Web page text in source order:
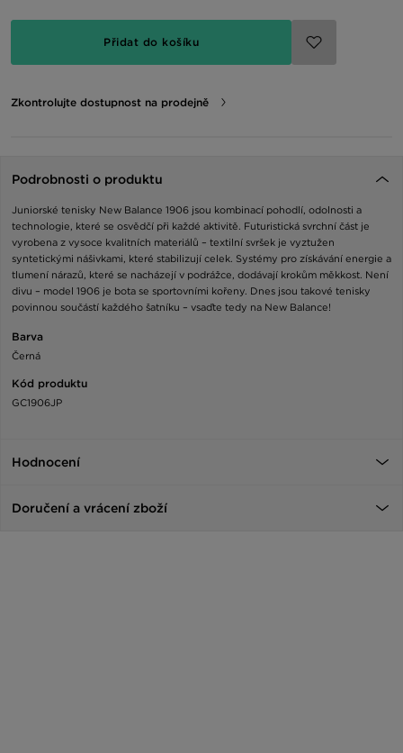
Přidat do košíku
Zkontrolujte dostupnost na prodejně
Podrobnosti o produktu
Juniorské tenisky New Balance 1906 jsou kombinací pohodlí, odolnosti a
technologie, které se osvědčí při každé aktivitě. Futuristická svrchní část je
vyrobena z vysoce kvalitních materiálů – textilní svršek je vyztužen
syntetickými nášivkami, které stabilizují celek. Systémy pro získávání energie a
tlumení nárazů, které se nacházejí v podrážce, dodávají krokům měkkost. Není
divu – model 1906 je bota se sportovními kořeny. Dnes jsou takové tenisky
povinnou součástí každého šatníku – vsaďte tedy na New Balance!
Barva
Černá
Kód produktu
GC1906JP
Hodnocení
Doručení a vrácení zboží